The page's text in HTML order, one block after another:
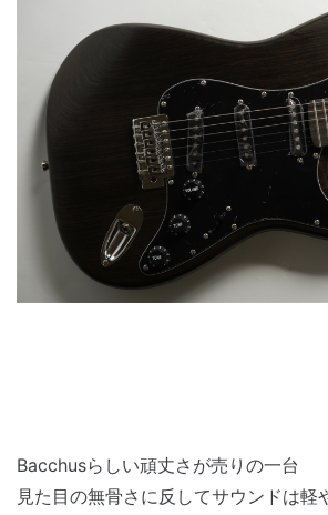
Bacchusらしい頑丈さが売りの一台
見た目の無骨さに反してサウンドは軽